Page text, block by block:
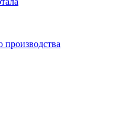
производства